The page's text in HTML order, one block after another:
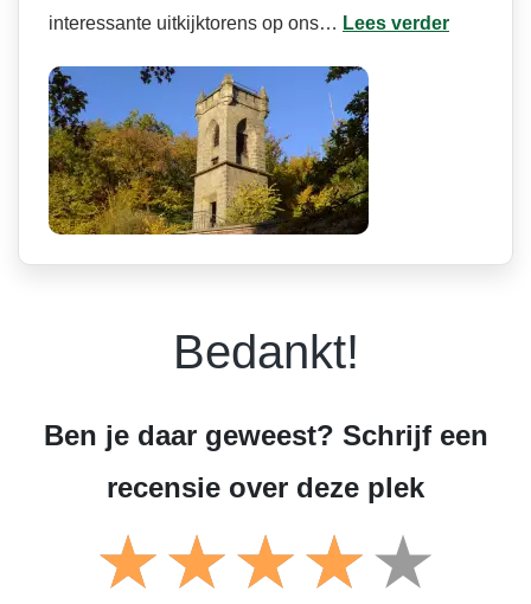
interessante uitkijktorens op ons… Lees verder
Bedankt!
Ben je daar geweest? Schrijf een
recensie over deze plek